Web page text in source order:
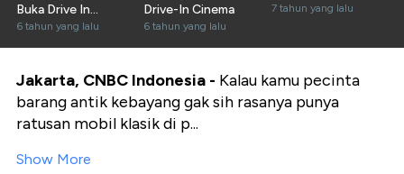
Buka Drive In
Cinema
6 tahun yang lalu
Drive-In Cinema
6 tahun yang lalu
7 tahun yang lalu
Jakarta, CNBC Indonesia - Kalau kamu pecinta
barang antik kebayang gak sih rasanya punya
ratusan mobil klasik di p...
Show More